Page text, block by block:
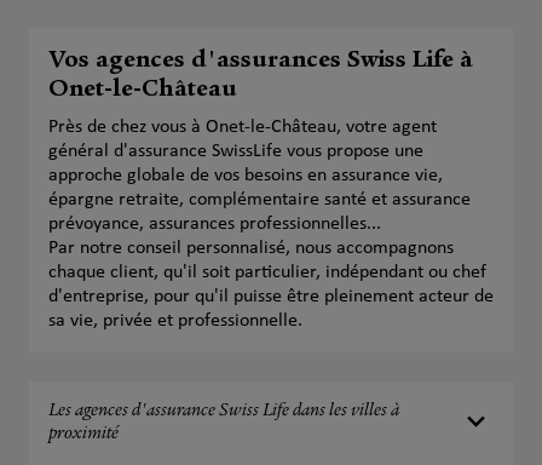
Vos agences d'assurances Swiss Life à
Onet-le-Château
Près de chez vous à Onet-le-Château, votre agent
général d'assurance SwissLife vous propose une
approche globale de vos besoins en assurance vie,
épargne retraite, complémentaire santé et assurance
prévoyance, assurances professionnelles...
Par notre conseil personnalisé, nous accompagnons
chaque client, qu'il soit particulier, indépendant ou chef
d'entreprise, pour qu'il puisse être pleinement acteur de
sa vie, privée et professionnelle.
Les agences d'assurance Swiss Life dans les villes à
proximité